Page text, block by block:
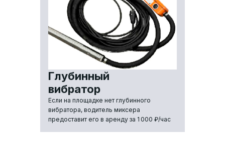
Глубинный
вибратор
Если на площадке нет глубинного
вибратора, водитель миксера
предоставит его в аренду за 1 000 ₽/час